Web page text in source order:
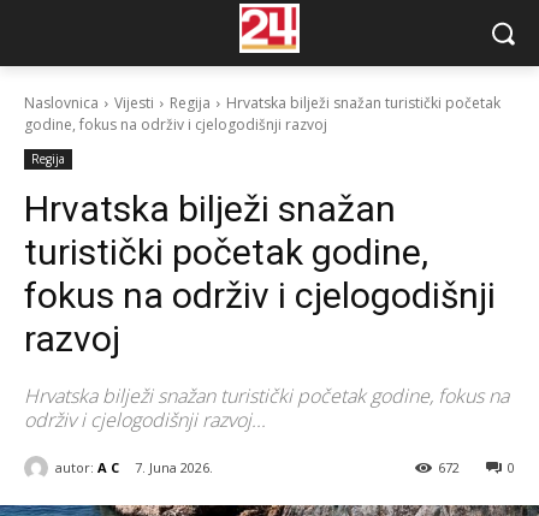
Naslovnica Vijesti Regija
Hrvatska bilježi snažan turistički početak
godine, fokus na održiv i cjelogodišnji razvoj
Regija
Hrvatska bilježi snažan
turistički početak godine,
fokus na održiv i cjelogodišnji
razvoj
Hrvatska bilježi snažan turistički početak godine, fokus na
održiv i cjelogodišnji razvoj...
autor: A C 7. Juna 2026. 0
672